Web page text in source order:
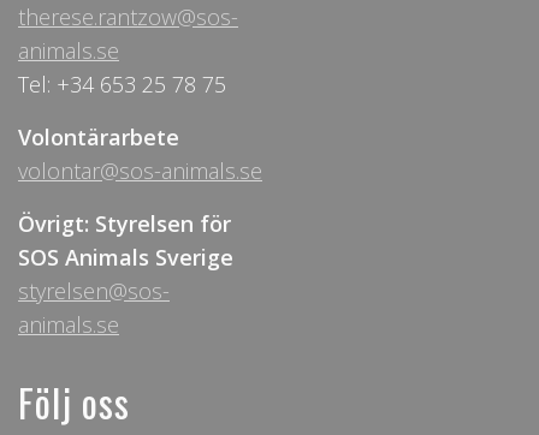
therese.rantzow@sos-
animals.se
Tel: +34 653 25 78 75
Volontärarbete
volontar@sos-animals.se
Övrigt: Styrelsen för
SOS Animals Sverige
styrelsen@sos-
animals.se
Följ oss